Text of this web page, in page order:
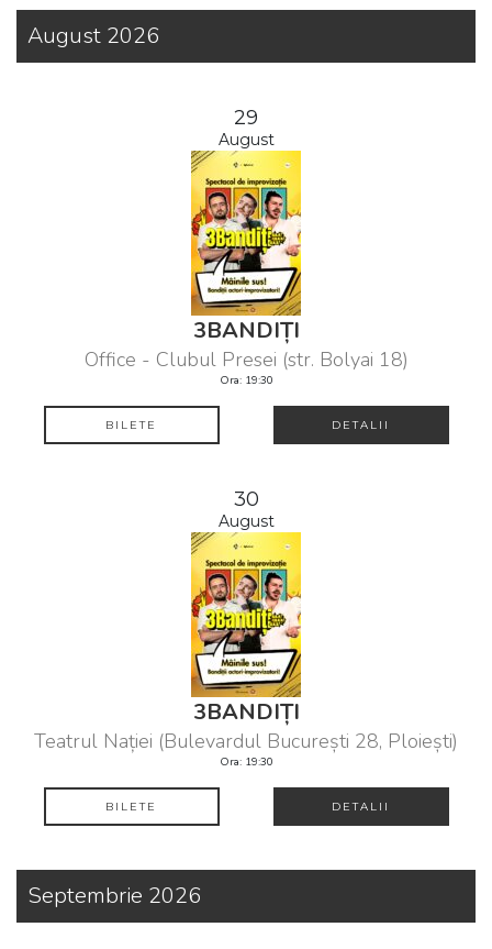
August 2026
29
August
3BANDIȚI
Office - Clubul Presei (str. Bolyai 18)
Ora: 19:30
BILETE DETALII
30
August
3BANDIȚI
Teatrul Nației (Bulevardul București 28, Ploiești)
Ora: 19:30
BILETE DETALII
Septembrie 2026